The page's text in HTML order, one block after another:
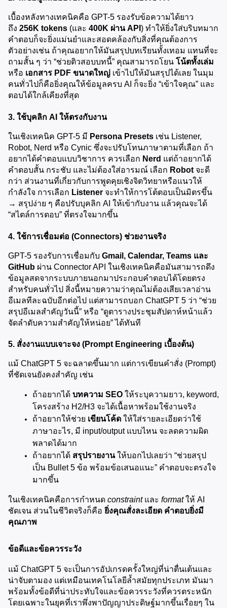
เบื้องหลังทางเทคนิคคือ GPT-5 รองรับข้อความได้ยาว
ถึง 256K tokens (และ 400K ผ่าน API ) ทำให้ยิ่งใส่บริบทมาก
คำตอบก็จะยิ่งแม่นยำและสอดคล้องกับสิ่งที่คุณต้องการ
ตัวอย่างเช่น ถ้าคุณอยากให้มันสรุปบทเรียนทั้งเทอม แทนที่จะ
ถามสั้น ๆ ว่า “ช่วยติวสอบบทนี้” คุณสามารถโยน โน้ตทั้งเล่ม
หรือ เอกสาร PDF ขนาดใหญ่ เข้าไปให้มันสรุปได้เลย ในมุม
คนทั่วไปก็คือยิ่งคุณให้ข้อมูลครบ AI ก็จะยิ่ง “เข้าใจคุณ” และ
ตอบได้ใกล้เคียงที่สุด
3. ใช้บุคลิก AI ให้ตรงกับงาน
ในเชิงเทคนิค GPT-5 มี Persona Presets เช่น Listener,
Robot, Nerd หรือ Cynic ซึ่งจะปรับโทนภาษาตามที่เลือก ถ้า
อยากได้คำตอบแบบวิชาการ ควรเลือก Nerd แต่ถ้าอยากได้
คำตอบสั้น กระชับ และไม่ต้องใส่อารมณ์ เลือก Robot จะดี
กว่า ส่วนงานที่เกี่ยวกับการพูดคุยเชิงจิตวิทยาหรือแนวให้
กำลังใจ การเลือก Listener จะทำให้การโต้ตอบเป็นมิตรขึ้น
→ สรุปง่าย ๆ คือปรับบุคลิก AI ให้เข้ากับงาน แล้วคุณจะได้
“สไตล์การตอบ” ที่ตรงใจมากขึ้น
4. ใช้การเชื่อมต่อ (Connectors) ช่วยงานจริง
GPT-5 รองรับการเชื่อมกับ Gmail, Calendar, Teams และ
GitHub ผ่าน Connector API ในเชิงเทคนิคคือมันสามารถดึง
ข้อมูลสดจากระบบภายนอกมาประกอบคำตอบได้โดยตรง
สำหรับคนทั่วไป สิ่งนี้หมายความว่าคุณไม่ต้องเสียเวลาอ่าน
อีเมลทีละฉบับอีกต่อไป แต่สามารถบอก ChatGPT 5 ว่า “ช่วย
สรุปอีเมลสำคัญวันนี้” หรือ “ดูตารางประชุมสัปดาห์หน้าแล้ว
จัดลำดับความสำคัญให้หน่อย” ได้ทันที
5. สั่งงานแบบเจาะจง (Prompt Engineering เบื้องต้น)
แม้ ChatGPT 5 จะฉลาดขึ้นมาก แต่การเขียนคำสั่ง (Prompt)
ที่ชัดเจนยังคงสำคัญ เช่น
ถ้าอยากได้ บทความ SEO ให้ระบุความยาว, keyword,
โครงสร้าง H2/H3 จะได้เนื้อหาพร้อมใช้งานจริง
ถ้าอยากให้ช่วย เขียนโค้ด ให้ใส่รายละเอียดว่าใช้
ภาษาอะไร, มี input/output แบบไหน จะลดความผิด
พลาดได้มาก
ถ้าอยากได้ สรุปรายงาน ให้บอกไปเลยว่า “ช่วยสรุป
เป็น Bullet 5 ข้อ พร้อมข้อเสนอแนะ” คำตอบจะตรงใจ
มากขึ้น
ในเชิงเทคนิคคือการกำหนด constraint และ format ให้ AI
ชัดเจน ส่วนในชีวิตจริงก็คือ ยิ่งคุณสั่งละเอียด คำตอบยิ่งมี
คุณภาพ
ข้อดีและข้อควรระวัง
แม้ ChatGPT 5 จะเป็นการอัปเกรดครั้งใหญ่ที่น่าตื่นเต้นและ
น่าจับตามอง แต่เหมือนเทคโนโลยีล้ำสมัยทุกประเภท มันมา
พร้อมทั้งข้อดีที่น่าประทับใจและข้อควรระวังที่ควรตระหนัก
โดยเฉพาะในยุคที่เราพึ่งพาปัญญาประดิษฐ์มากขึ้นเรื่อยๆ ใน